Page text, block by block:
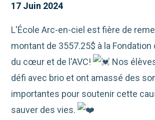
17 Juin 2024
L'École Arc-en-ciel est fière de
montant de 3557.25$ à la Fondation
du cœur et de l'AVC!
Nos
défi avec brio et ont amassé des
importantes pour soutenir cette
sauver des vies.